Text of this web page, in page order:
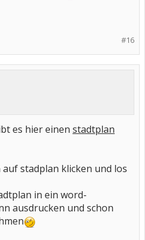
#16
es hier einen stadtplan
auf stadplan klicken und los
in ein word-
ausdrucken und schon